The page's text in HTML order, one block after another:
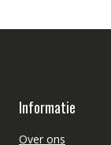
Informatie
Over ons